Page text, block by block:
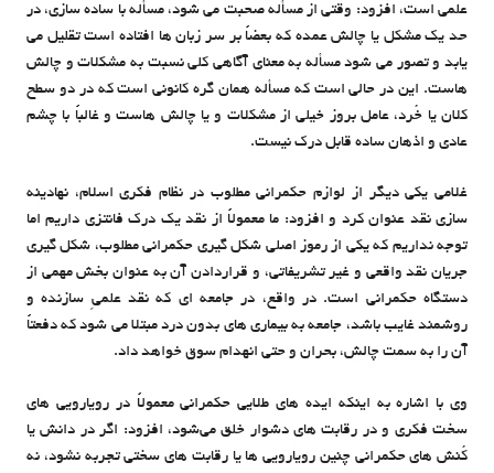
علمی است، افزود: وقتی از مسأله صحبت می شود، مسأله با ساده سازی، در
حد یک مشکل یا چالش عمده که بعضاً بر سر زبان ها افتاده است تقلیل می
یابد و تصور می شود مسأله به معنای آگاهی کلی نسبت به مشکلات و چالش
هاست. این در حالی است که مسأله همان گره کانونی است که در دو سطح
کلان یا خُرد، عامل بروز خیلی از مشکلات و یا چالش هاست و غالباً با چشم
عادی و اذهان ساده قابل درک نیست.
غلامی یکی دیگر از لوازم حکمرانی مطلوب در نظام فکری اسلام، نهادینه
سازی نقد عنوان کرد و افزود: ما معمولاً از نقد یک درک فانتزی داریم اما
توجه نداریم که یکی از رموز اصلی شکل گیری حکمرانی مطلوب، شکل گیری
جریان نقد واقعی و غیر تشریفاتی، و قراردادن آن به عنوان بخش مهمی از
دستگاه حکمرانی است. در واقع، در جامعه ای که نقد علمیِ سازنده و
روشمند غایب باشد، جامعه به بیماری های بدون درد مبتلا می شود که دفعتاً
آن را به سمت چالش، بحران و حتی انهدام سوق خواهد داد.
وی با اشاره به اینکه ایده های طلایی حکمرانی معمولاً در رویارویی های
سخت فکری و در رقابت های دشوار خلق می‌شود، افزود: اگر در دانش یا
کُنش های حکمرانی چنین رویارویی ها یا رقابت های سختی تجربه نشود، نه